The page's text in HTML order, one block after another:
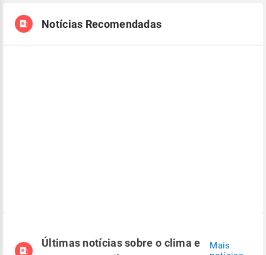
Notícias Recomendadas
Últimas notícias sobre o clima e
Mais